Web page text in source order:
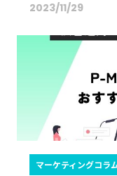
2023/11/29
マーケティングコラ